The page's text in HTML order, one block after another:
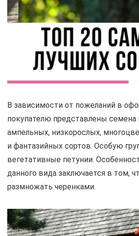
В зависимости от пожеланий в
покупателю представлены семена
ампельных, низкорослых,
и фантазийных сортов. Особую
вегетативные петунии.
данного вида заключается в том,
размножать черенками.